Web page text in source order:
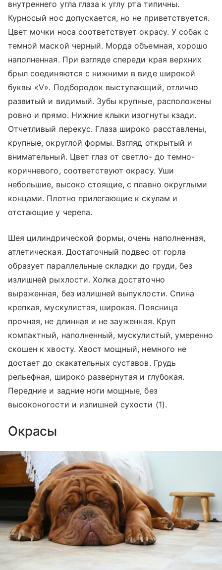
внутреннего угла глаза к углу рта типичны.
Курносый нос допускается, но не приветствуется.
Цвет мочки носа соответствует окрасу. У собак с
темной маской черный. Морда объемная, хорошо
наполненная. При взгляде спереди края верхних
брыл соединяются с нижними в виде широкой
буквы «V». Подбородок выступающий, отлично
развитый и видимый. Зубы крупные, расположены
ровно и прямо. Нижние клыки изогнуты кзади.
Отчетливый перекус. Глаза широко расставлены,
крупные, округлой формы. Взгляд открытый и
внимательный. Цвет глаз от светло- до темно-
коричневого, соответствуют окрасу. Уши
небольшие, высоко стоящие, с плавно округлыми
концами. Плотно прилегающие к скулам и
отстающие у черепа.
Шея цилиндрической формы, очень наполненная,
атлетическая. Достаточный подвес от горла
образует параллельные складки до груди, без
излишней рыхлости. Холка достаточно
выраженная, без излишней выпуклости. Спина
крепкая, мускулистая, широкая. Поясница
прочная, не длинная и не зауженная. Круп
компактный, наполненный, мускулистый, умеренно
скошен к хвосту. Хвост мощный, немного не
достает до скакательных суставов. Грудь
рельефная, широко развернутая и глубокая.
Передние и задние ноги мощные, без
высоконогости и излишней сухости (1).
Окрасы